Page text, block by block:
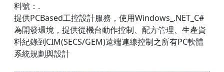
料號：.
提供PCBased工控設計服務，使用Windows_.NET_C#
為開發環境，提供從機台動作控制、配方管理、生產資
料紀錄到CIM(SECS/GEM)遠端連線控制之所有PC軟體
系統規劃與設計